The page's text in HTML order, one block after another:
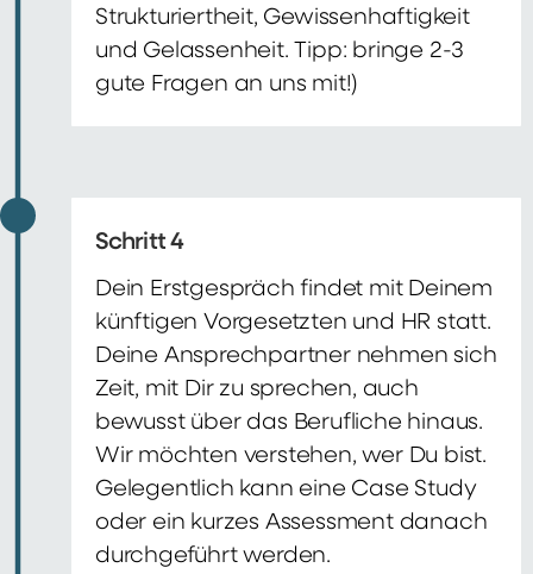
Strukturiertheit, Gewissenhaftigkeit
und Gelassenheit. Tipp: bringe 2-3
gute Fragen an uns mit!)
Schritt 4
Dein Erstgespräch findet mit Deinem
künftigen Vorgesetzten und HR statt.
Deine Ansprechpartner nehmen sich
Zeit, mit Dir zu sprechen, auch
bewusst über das Berufliche hinaus.
Wir möchten verstehen, wer Du bist.
Gelegentlich kann eine Case Study
oder ein kurzes Assessment danach
durchgeführt werden.